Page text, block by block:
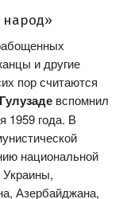
народ»
и другие
пор считаются
вспомнил
1959 года. В
национальной
Азербайджана,